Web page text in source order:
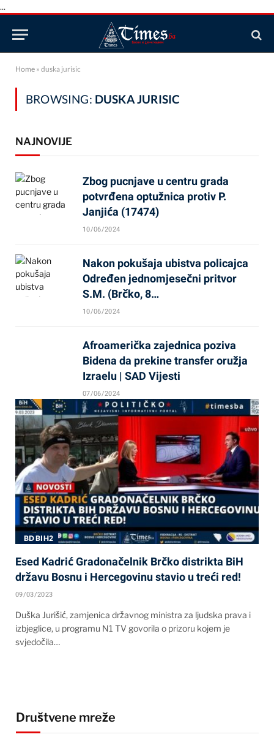
...
Home » duska jurisic
BROWSING: DUSKA JURISIC
NAJNOVIJE
Zbog pucnjave u centru grada
potvrđena optužnica protiv P.
Janjića (17474)
10/06/2024
Nakon pokušaja ubistva policajca
Određen jednomjesečni pritvor
S.M. (Brčko, 8…
10/06/2024
Afroamerička zajednica poziva
Bidena da prekine transfer oružja
Izraelu | SAD Vijesti
07/06/2024
BD BIH2
Esed Kadrić Gradonačelnik Brčko distrikta BiH
državu Bosnu i Hercegovinu stavio u treći red!
09/03/2023
Duška Jurišić, zamjenica državnog ministra za ljudska prava i
izbjeglice, u programu N1 TV govorila o prizoru kojem je
svjedočila…
Društvene mreže